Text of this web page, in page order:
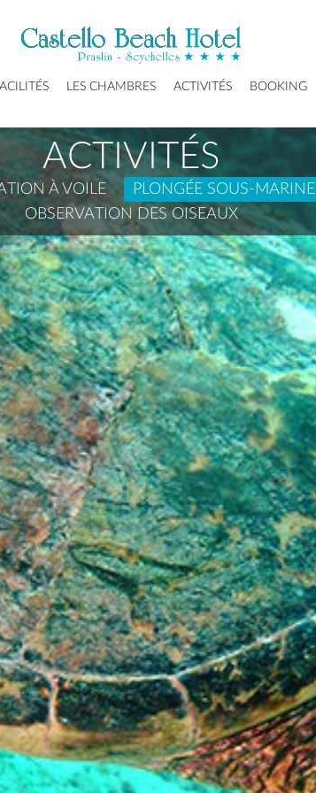
LES CHAMBRES ACTIVITÉS BOOKING
ACTIVITÉS
À VOILE PLONGÉE SOUS-MARINE
OBSERVATION DES OISEAUX